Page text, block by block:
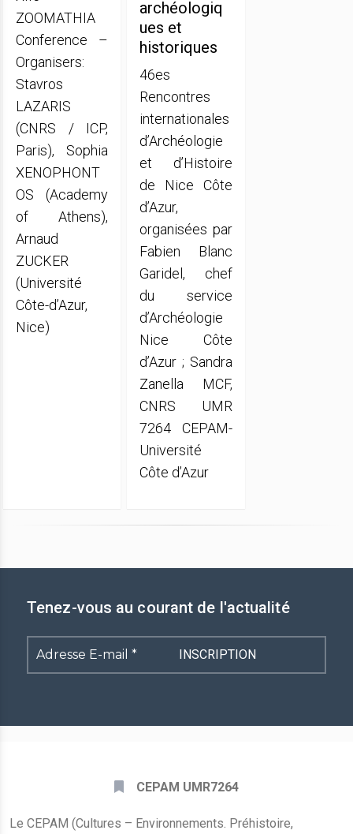
ZOOMATHIA
Conference –
Organisers:
Stavros
LAZARIS
(CNRS / ICP,
Paris), Sophia
XENOPHONT
OS (Academy
of Athens),
Arnaud
ZUCKER
(Université
Côte-d’Azur,
Nice)
archéologiq
ues et
historiques
46es
Rencontres
internationales
d’Archéologie
et d’Histoire
de Nice Côte
d’Azur,
organisées par
Fabien Blanc
Garidel, chef
du service
d’Archéologie
Nice Côte
d’Azur ; Sandra
Zanella MCF,
CNRS UMR
7264 CEPAM-
Université
Côte d’Azur
Tenez-vous au courant de l'actualité
Adresse
E-
CEPAM UMR7264
Le CEPAM (Cultures – Environnements. Préhistoire,